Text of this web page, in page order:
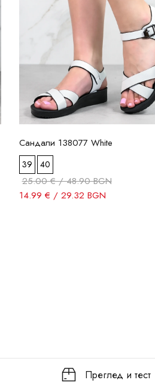
Сандали 138077 White
39 40
25.00 € / 48.90 BGN
14.99 € / 29.32 BGN
Преглед и тест